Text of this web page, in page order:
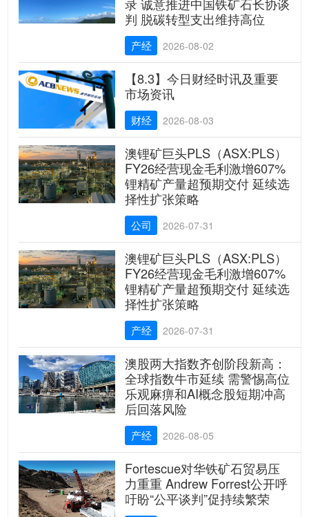
判 脱碳转型支出维持高位
产经 2026-08-02
【8.3】今日财经时讯及重要
市场资讯
财经 2026-08-03
澳锂矿巨头PLS（ASX:PLS）
FY26经营现金毛利激增607%
锂精矿产量超预期交付 延续选
择性扩张策略
公司 2026-07-31
澳锂矿巨头PLS（ASX:PLS）
FY26经营现金毛利激增607%
锂精矿产量超预期交付 延续选
择性扩张策略
产经 2026-07-31
澳股两大指数齐创阶段新高：
全球指数牛市延续 需警惕高位
乐观麻痹和AI概念股短期冲高
后回落风险
产经 2026-08-05
Fortescue对华铁矿石贸易压
力重重 Andrew Forrest公开呼
吁盼“公平谈判”促持续繁荣